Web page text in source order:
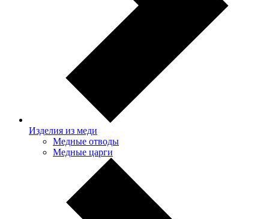
Изделия из меди
Медные отводы
Медные царги